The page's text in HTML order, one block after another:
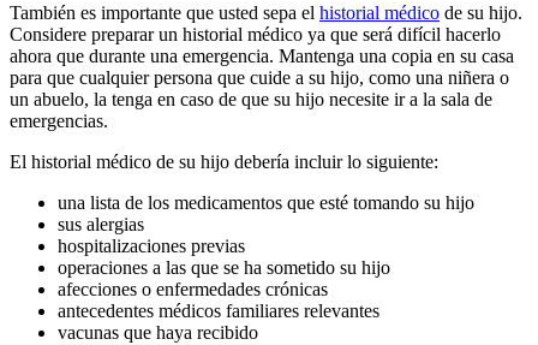
También es importante que usted sepa el historial médico de su hijo.
Considere preparar un historial médico ya que será difícil hacerlo
ahora que durante una emergencia. Mantenga una copia en su casa
para que cualquier persona que cuide a su hijo, como una niñera o
un abuelo, la tenga en caso de que su hijo necesite ir a la sala de
emergencias.
El historial médico de su hijo debería incluir lo siguiente:
una lista de los medicamentos que esté tomando su hijo
sus alergias
hospitalizaciones previas
operaciones a las que se ha sometido su hijo
afecciones o enfermedades crónicas
antecedentes médicos familiares relevantes
vacunas que haya recibido